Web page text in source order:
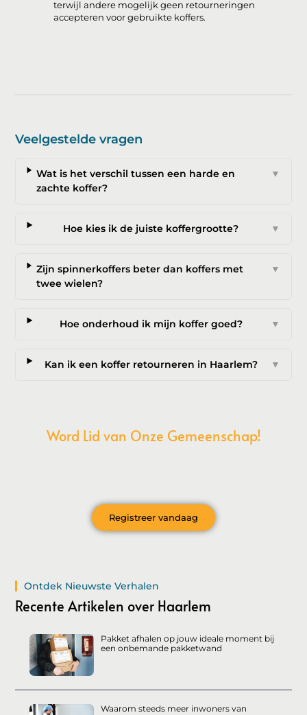
terwijl andere mogelijk geen retourneringen
accepteren voor gebruikte koffers.
Veelgestelde vragen
Wat is het verschil tussen een harde en
zachte koffer?
▼
Hoe kies ik de juiste koffergrootte? ▼
Zijn spinnerkoffers beter dan koffers met
twee wielen?
▼
Hoe onderhoud ik mijn koffer goed? ▼
Kan ik een koffer retourneren in Haarlem? ▼
Word Lid van Onze Gemeenschap!
Registreer vandaag
Ontdek Nieuwste Verhalen
Recente Artikelen over Haarlem
Pakket afhalen op jouw ideale moment bij
een onbemande pakketwand
Waarom steeds meer inwoners van